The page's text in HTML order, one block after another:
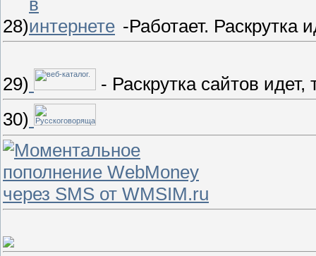
28) -Работает. Раскрутка
29)
- Раскрутка сайтов идет,
30)